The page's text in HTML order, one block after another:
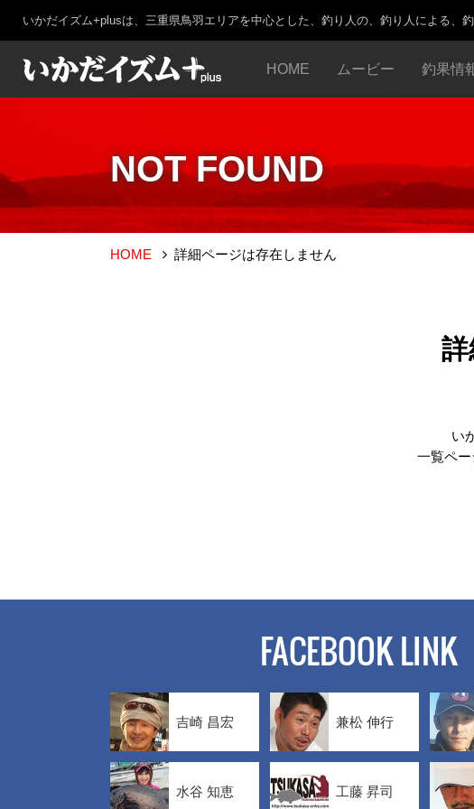
いかだイズム+plusは、三重県鳥羽エリアを中心とした、釣り人の、釣り人による、
HOME ムービー 釣果情
NOT FOUND
HOME 詳細ページは存在しません
い
一覧ペー
FACEBOOK LINK
吉崎 昌宏 兼松 伸行
水谷 知恵 工藤 昇司